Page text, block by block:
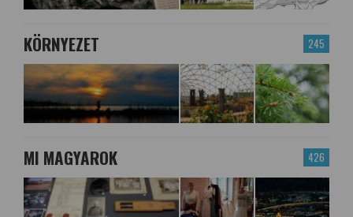
245
KÖRNYEZET
426
MI MAGYAROK